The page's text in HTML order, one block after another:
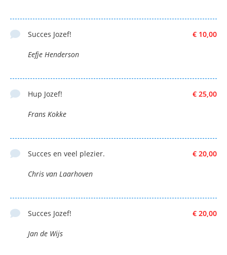
€ 10,00
Succes Jozef!
Eefje Henderson
€ 25,00
Hup Jozef!
Frans Kokke
€ 20,00
Succes en veel plezier.
Chris van Laarhoven
€ 20,00
Succes Jozef!
Jan de Wijs